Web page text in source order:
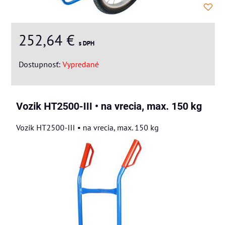
252,64 € s DPH
Dostupnosť: Vypredané
Vozik HT2500-III • na vrecia, max. 150 kg
Vozik HT2500-III • na vrecia, max. 150 kg